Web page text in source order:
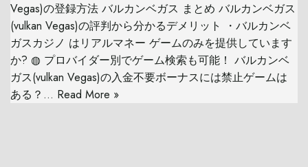
Vegas)の登録方法 バルカンベガス まとめ バルカンベガス
(vulkan Vegas)の評判から分かるデメリット ・バルカンベ
ガスカジノ はリアルマネー ゲームのみを提供しています
か? ◍ プロバイダー別でゲーム検索も可能！ バルカンベ
ガス(vulkan Vegas)の入金不要ボーナスには禁止ゲームは
ある？… Read More »